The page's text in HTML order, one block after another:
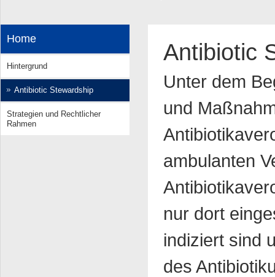
Home
Hintergrund
Antibiotic Stewardship
Strategien und Rechtlicher
Rahmen
Antibiotic
Unter dem
und
ambulanten
nur dort
indiziert sind
des